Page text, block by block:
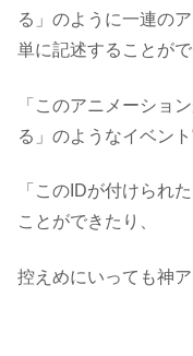
る」のように一連の
単に記述することがで
「このアニメーショ
る」のようなイベン
「このIDが付けられ
ことができたり、
控えめにいっても神ア